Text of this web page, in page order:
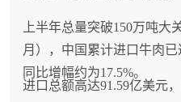
上半年总量突破150万吨大
月），中国累计进口牛肉
同比增幅约为17.5%。
进口总额高达91.59亿美元